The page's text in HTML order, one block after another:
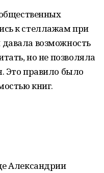
к стеллажам при
возможность
но не позволяла
Это правило было
книг.
Александрии